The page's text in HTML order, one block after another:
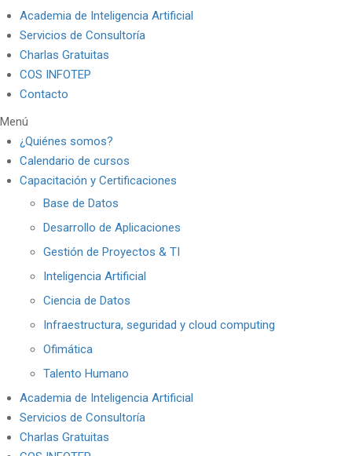
Academia de Inteligencia Artificial
Servicios de Consultoría
Charlas Gratuitas
COS INFOTEP
Contacto
Menú
¿Quiénes somos?
Calendario de cursos
Capacitación y Certificaciones
Base de Datos
Desarrollo de Aplicaciones
Gestión de Proyectos & TI
Inteligencia Artificial
Ciencia de Datos
Infraestructura, seguridad y cloud computing
Ofimática
Talento Humano
Academia de Inteligencia Artificial
Servicios de Consultoría
Charlas Gratuitas